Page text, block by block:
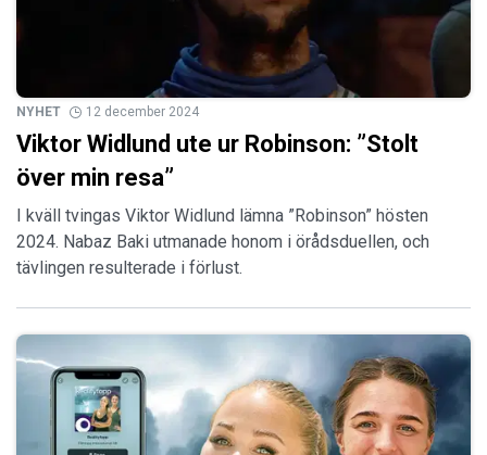
NYHET 12 december 2024
Viktor Widlund ute ur Robinson: ”Stolt
över min resa”
I kväll tvingas Viktor Widlund lämna ”Robinson” hösten
2024. Nabaz Baki utmanade honom i örådsduellen, och
tävlingen resulterade i förlust.